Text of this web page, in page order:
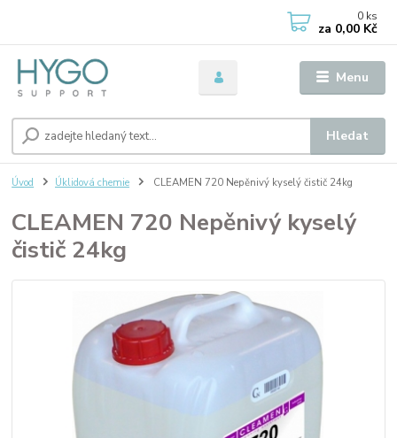
Menu
Hledat
0 ks
za 0,00 Kč
Úvod Úklidová chemie CLEAMEN 720 Nepěnivý kyselý čistič 24kg
CLEAMEN 720 Nepěnivý kyselý
čistič 24kg